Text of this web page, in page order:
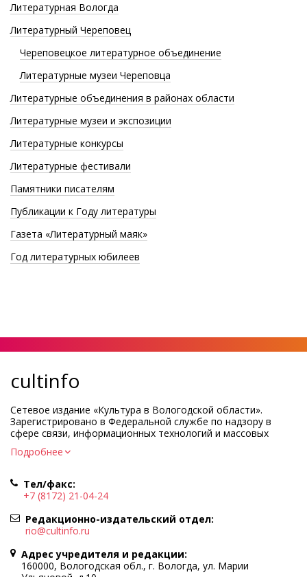
Литературная Вологда
Литературный Череповец
Череповецкое литературное объединение
Литературные музеи Череповца
Литературные объединения в районах области
Литературные музеи и экспозиции
Литературные конкурсы
Литературные фестивали
Памятники писателям
Публикации к Году литературы
Газета «Литературный маяк»
Год литературных юбилеев
cultinfo
Сетевое издание «Культура в Вологодской области».
Зарегистрировано в Федеральной службе по надзору в
сфере связи, информационных технологий и массовых
коммуникаций.
Регистрационный номер и дата принятия решения о
Учредитель КУ ВО «Информационно-аналитический центр
культуры»
Адрес учредителя и редакции: 160000, Вологодская обл., г.
Вологда, ул. Марии Ульяновой, д.10
Главный редактор — Легчанова Елена Григорьевна
Политика в отношении обработки персональных данных
Подробнее
Тел/факс:
+7 (8172) 21-04-24
Редакционно-издательский отдел:
rio@cultinfo.ru
Адрес учредителя и редакции:
160000, Вологодская обл., г. Вологда, ул. Марии